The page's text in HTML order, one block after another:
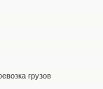
грузов